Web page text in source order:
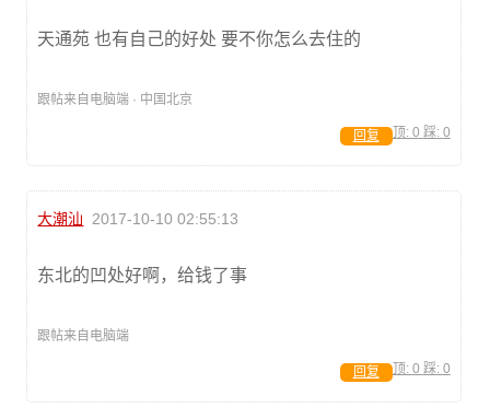
天通苑 也有自己的好处 要不你怎么去住的
跟帖来自电脑端 · 中国北京
顶: 0 踩: 0
回复
大潮汕 2017-10-10 02:55:13
东北的凹处好啊，给钱了事
跟帖来自电脑端
顶: 0 踩: 0
回复